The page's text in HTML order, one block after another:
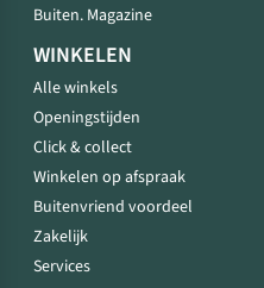
Buiten. Magazine
WINKELEN
Alle winkels
Openingstijden
Click & collect
Winkelen op afspraak
Buitenvriend voordeel
Zakelijk
Services